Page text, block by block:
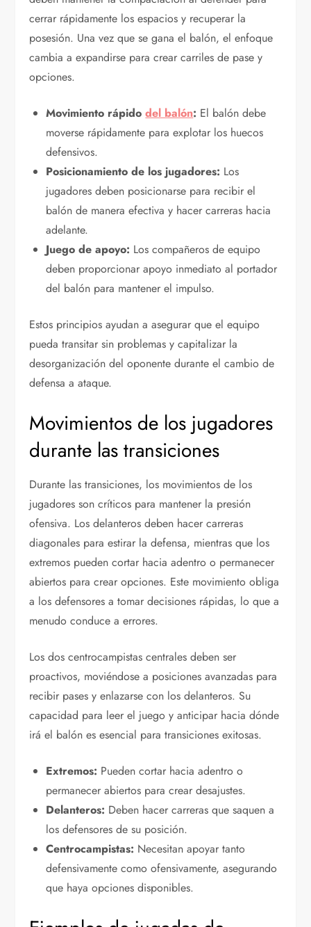
cerrar rápidamente los espacios y recuperar la
posesión. Una vez que se gana el balón, el enfoque
cambia a expandirse para crear carriles de pase y
opciones.
Movimiento rápidodel balón: El balón debe
moverse rápidamente para explotar los huecos
defensivos.
Posicionamiento de los jugadores: Los
jugadores deben posicionarse para recibir el
balón de manera efectiva y hacer carreras hacia
adelante.
Juego de apoyo: Los compañeros de equipo
deben proporcionar apoyo inmediato al portador
del balón para mantener el impulso.
Estos principios ayudan a asegurar que el equipo
pueda transitar sin problemas y capitalizar la
desorganización del oponente durante el cambio de
defensa a ataque.
Movimientos de los jugadores
durante las transiciones
Durante las transiciones, los movimientos de los
jugadores son críticos para mantener la presión
ofensiva. Los delanteros deben hacer carreras
diagonales para estirar la defensa, mientras que los
extremos pueden cortar hacia adentro o permanecer
abiertos para crear opciones. Este movimiento obliga
a los defensores a tomar decisiones rápidas, lo que a
menudo conduce a errores.
Los dos centrocampistas centrales deben ser
proactivos, moviéndose a posiciones avanzadas para
recibir pases y enlazarse con los delanteros. Su
capacidad para leer el juego y anticipar hacia dónde
irá el balón es esencial para transiciones exitosas.
Extremos: Pueden cortar hacia adentro o
permanecer abiertos para crear desajustes.
Delanteros: Deben hacer carreras que saquen a
los defensores de su posición.
Centrocampistas: Necesitan apoyar tanto
defensivamente como ofensivamente, asegurando
que haya opciones disponibles.